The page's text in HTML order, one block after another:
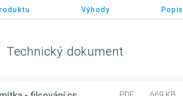
Výhody Popis
Technický dokument